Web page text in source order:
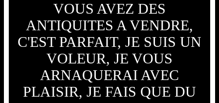
VOUS AVEZ DES
ANTIQUITES A VENDRE,
C'EST PARFAIT, JE SUIS UN
VOLEUR, JE VOUS
ARNAQUERAI AVEC
PLAISIR, JE FAIS QUE DU